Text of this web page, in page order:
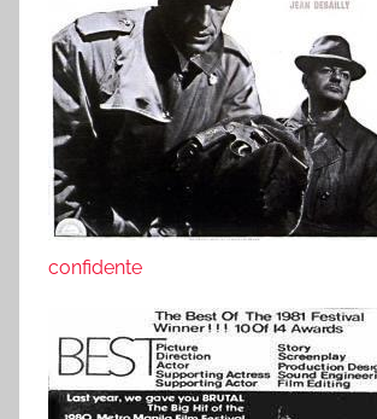
confidente